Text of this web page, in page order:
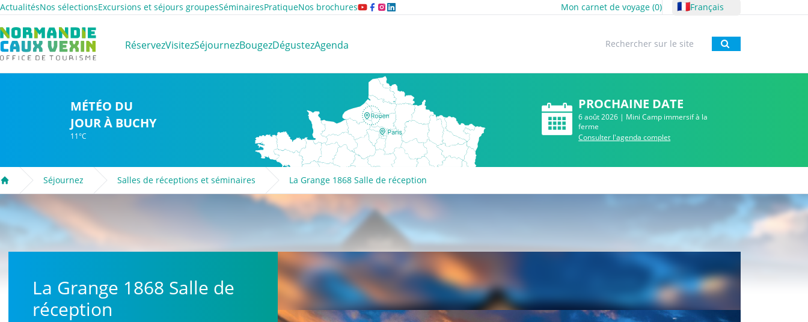
ActualitésNos sélectionsExcursions et séjours groupesSéminairesPratiqueNos brochures Mon carnet de voyage (0) 🇫🇷Français
Normandie Caux Vexin
RéservezVisitezSéjournezBougezDégustezAgenda Rechercher
MÉTÉO DU
JOUR À BUCHY
11°C
PROCHAINE DATE
6 août 2026 | Mini Camp immersif à la
ferme
Consulter l'agenda complet
Accueil
Séjournez Salles de réceptions et séminaires La Grange 1868 Salle de réception
La Grange 1868 Salle de
réception